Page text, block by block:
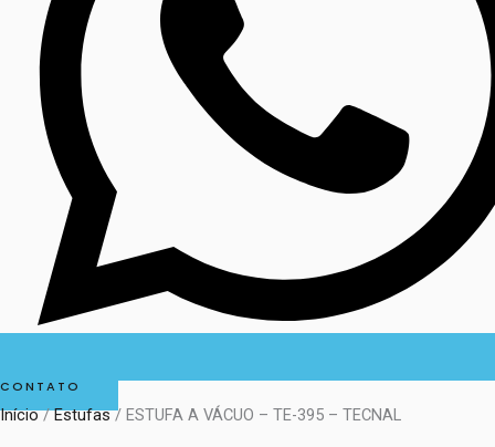
CONTATO
Início/Estufas/ ESTUFA A VÁCUO – TE-395 – TECNAL